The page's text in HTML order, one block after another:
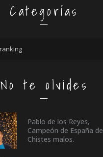
Categorías
No te olvides
Pablo de los Reyes,
Campeón de España de
Chistes malos.